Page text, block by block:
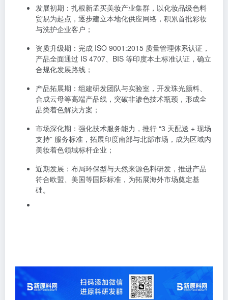
发展初期：扎根新孟买美妆产业集群，以化妆品级色料
贸易为起点，逐步建立本地化供应网络，积累首批彩妆
与洗护企业客户；
资质升级期：完成 ISO 9001:2015 质量管理体系认证，
产品全面通过 IS 4707、BIS 等印度本土标准认证，确立
合规化发展路线；
产品拓展期：组建研发团队与实验室，开发珠光颜料、
合成云母等高端产品线，突破非渗色技术瓶颈，形成全
品类着色解决方案；
市场深化期：强化技术服务能力，推行 “3 天配送 + 现场
支持” 服务标准，拓展印度南部与北部市场，成为区域内
美妆着色领域标杆企业；
近期发展：布局环保型与天然来源色料研发，推进产品
符合欧盟、美国等国际标准，为拓展海外市场奠定基
础。